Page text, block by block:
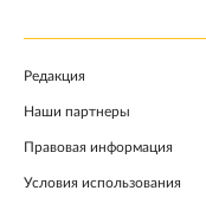
Редакция
Наши партнеры
Правовая информация
Условия использования